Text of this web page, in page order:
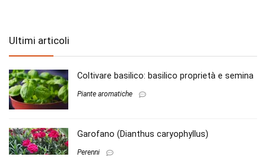
Ultimi articoli
Coltivare basilico: basilico proprietà e semina
Piante aromatiche
Garofano (Dianthus caryophyllus)
Perenni